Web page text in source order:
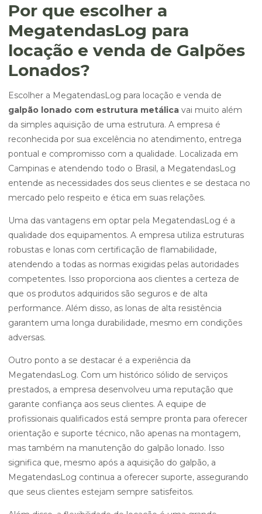
Por que escolher a
MegatendasLog para
locação e venda de Galpões
Lonados?
Escolher a MegatendasLog para locação e venda de
galpão lonado com estrutura metálica vai muito além
da simples aquisição de uma estrutura. A empresa é
reconhecida por sua excelência no atendimento, entrega
pontual e compromisso com a qualidade. Localizada em
Campinas e atendendo todo o Brasil, a MegatendasLog
entende as necessidades dos seus clientes e se destaca no
mercado pelo respeito e ética em suas relações.
Uma das vantagens em optar pela MegatendasLog é a
qualidade dos equipamentos. A empresa utiliza estruturas
robustas e lonas com certificação de flamabilidade,
atendendo a todas as normas exigidas pelas autoridades
competentes. Isso proporciona aos clientes a certeza de
que os produtos adquiridos são seguros e de alta
performance. Além disso, as lonas de alta resistência
garantem uma longa durabilidade, mesmo em condições
adversas.
Outro ponto a se destacar é a experiência da
MegatendasLog. Com um histórico sólido de serviços
prestados, a empresa desenvolveu uma reputação que
garante confiança aos seus clientes. A equipe de
profissionais qualificados está sempre pronta para oferecer
orientação e suporte técnico, não apenas na montagem,
mas também na manutenção do galpão lonado. Isso
significa que, mesmo após a aquisição do galpão, a
MegatendasLog continua a oferecer suporte, assegurando
que seus clientes estejam sempre satisfeitos.